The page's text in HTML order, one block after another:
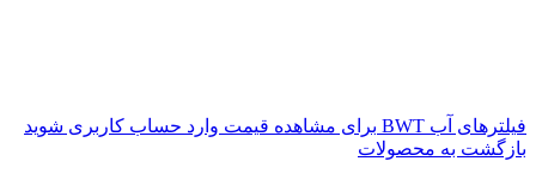
فیلترهای آب BWT
برای مشاهده قیمت وارد حساب کاربری شوید
بازگشت به محصولات